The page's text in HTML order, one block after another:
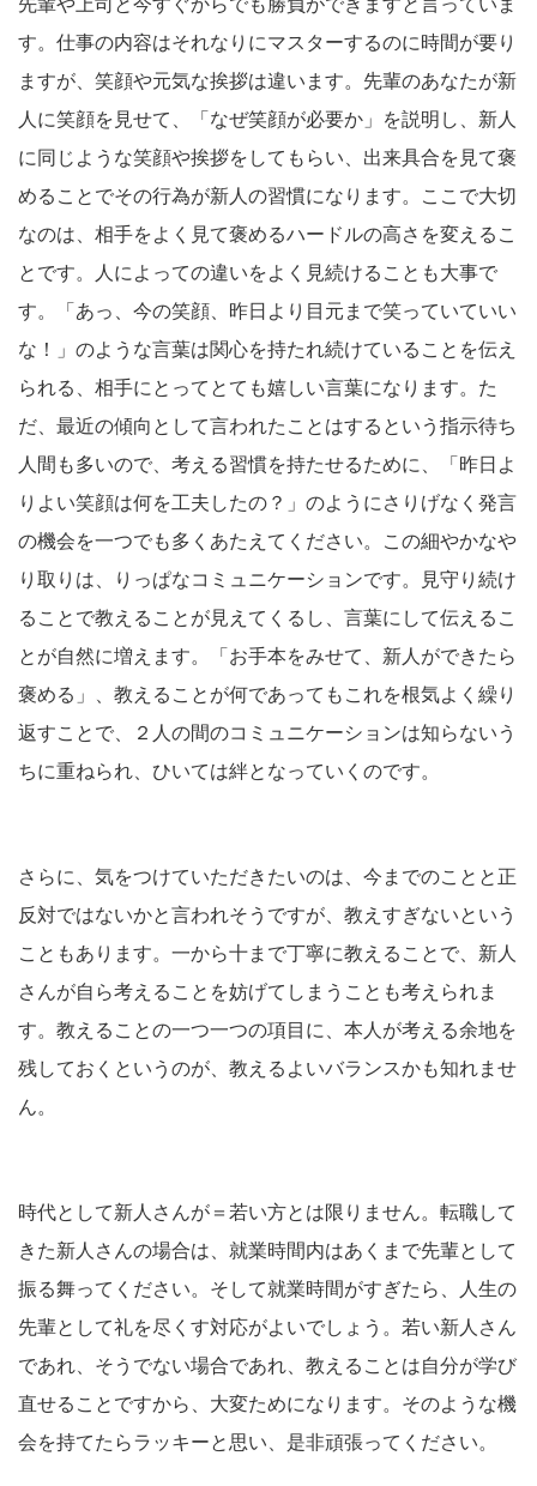
す。仕事の内容はそれなりにマスターするのに時間が要り
ますが、笑顔や元気な挨拶は違います。先輩のあなたが新
人に笑顔を見せて、「なぜ笑顔が必要か」を説明し、新人
に同じような笑顔や挨拶をしてもらい、出来具合を見て褒
めることでその行為が新人の習慣になります。ここで大切
なのは、相手をよく見て褒めるハードルの高さを変えるこ
とです。人によっての違いをよく見続けることも大事で
す。「あっ、今の笑顔、昨日より目元まで笑っていていい
な！」のような言葉は関心を持たれ続けていることを伝え
られる、相手にとってとても嬉しい言葉になります。た
だ、最近の傾向として言われたことはするという指示待ち
人間も多いので、考える習慣を持たせるために、「昨日よ
りよい笑顔は何を工夫したの？」のようにさりげなく発言
の機会を一つでも多くあたえてください。この細やかなや
り取りは、りっぱなコミュニケーションです。見守り続け
ることで教えることが見えてくるし、言葉にして伝えるこ
とが自然に増えます。「お手本をみせて、新人ができたら
褒める」、教えることが何であってもこれを根気よく繰り
返すことで、２人の間のコミュニケーションは知らないう
ちに重ねられ、ひいては絆となっていくのです。
さらに、気をつけていただきたいのは、今までのことと正
反対ではないかと言われそうですが、教えすぎないという
こともあります。一から十まで丁寧に教えることで、新人
さんが自ら考えることを妨げてしまうことも考えられま
す。教えることの一つ一つの項目に、本人が考える余地を
残しておくというのが、教えるよいバランスかも知れませ
ん。
時代として新人さんが＝若い方とは限りません。転職して
きた新人さんの場合は、就業時間内はあくまで先輩として
振る舞ってください。そして就業時間がすぎたら、人生の
先輩として礼を尽くす対応がよいでしょう。若い新人さん
であれ、そうでない場合であれ、教えることは自分が学び
直せることですから、大変ためになります。そのような機
会を持てたらラッキーと思い、是非頑張ってください。